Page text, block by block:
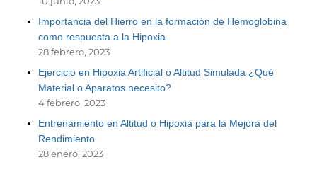
Importancia del Hierro en la formación de Hemoglobina
como respuesta a la Hipoxia
28 febrero, 2023
Ejercicio en Hipoxia Artificial o Altitud Simulada ¿Qué
Material o Aparatos necesito?
4 febrero, 2023
Entrenamiento en Altitud o Hipoxia para la Mejora del
Rendimiento
28 enero, 2023